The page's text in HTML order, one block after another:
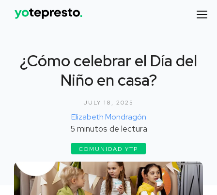
¿Cómo celebrar el Día del
Niño en casa?
JULY 18, 2025
Elizabeth Mondragón
5 minutos de lectura
COMUNIDAD YTP